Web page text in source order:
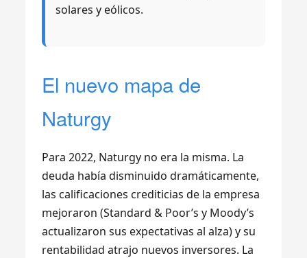
solares y eólicos.
El nuevo mapa de
Naturgy
Para 2022, Naturgy no era la misma. La
deuda había disminuido dramáticamente,
las calificaciones crediticias de la empresa
mejoraron (Standard & Poor’s y Moody’s
actualizaron sus expectativas al alza) y su
rentabilidad atrajo nuevos inversores. La